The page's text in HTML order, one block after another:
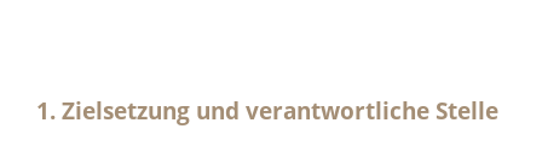
1. Zielsetzung und verantwortliche Stelle